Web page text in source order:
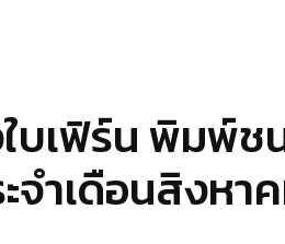
บเฟิร์น พิมพ์ช
จำเดือนสิงหา